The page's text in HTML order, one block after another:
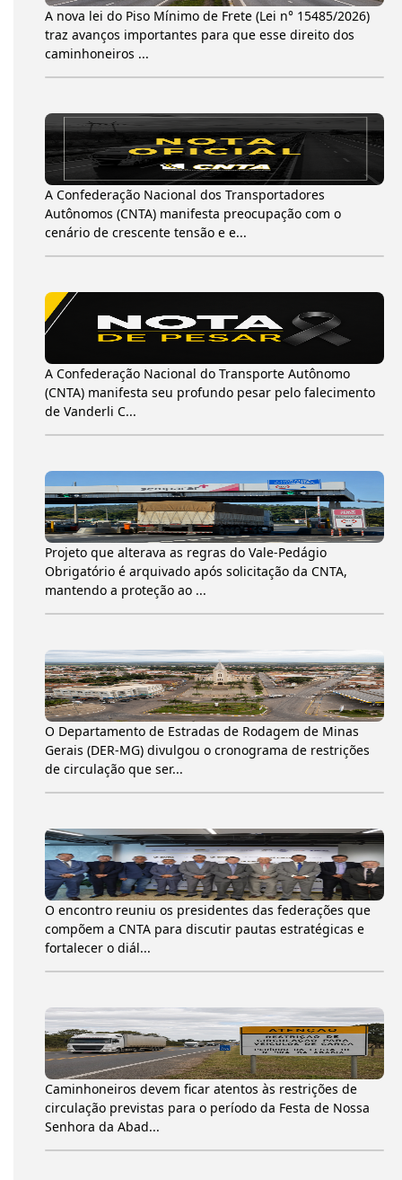
A nova lei do Piso Mínimo de Frete (Lei n° 15485/2026)
traz avanços importantes para que esse direito dos
caminhoneiros ...
A Confederação Nacional dos Transportadores
Autônomos (CNTA) manifesta preocupação com o
cenário de crescente tensão e e...
A Confederação Nacional do Transporte Autônomo
(CNTA) manifesta seu profundo pesar pelo falecimento
de Vanderli C...
Projeto que alterava as regras do Vale-Pedágio
Obrigatório é arquivado após solicitação da CNTA,
mantendo a proteção ao ...
O Departamento de Estradas de Rodagem de Minas
Gerais (DER-MG) divulgou o cronograma de restrições
de circulação que ser...
O encontro reuniu os presidentes das federações que
compõem a CNTA para discutir pautas estratégicas e
fortalecer o diál...
Caminhoneiros devem ficar atentos às restrições de
circulação previstas para o período da Festa de Nossa
Senhora da Abad...